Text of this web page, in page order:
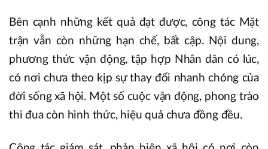
Bên cạnh những kết quả đạt được, công tác Mặt
trận vẫn còn những hạn chế, bất cập. Nội dung,
phương thức vận động, tập hợp Nhân dân có lúc,
có nơi chưa theo kịp sự thay đổi nhanh chóng của
đời sống xã hội. Một số cuộc vận động, phong trào
thi đua còn hình thức, hiệu quả chưa đồng đều.